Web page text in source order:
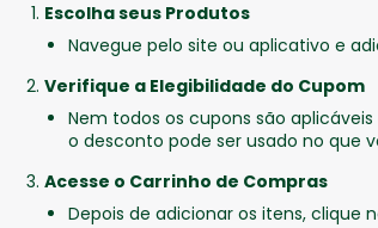
Escolha seus Produtos
Navegue pelo site ou aplicativo e
Verifique a Elegibilidade do Cupom
Nem todos os cupons são
o desconto pode ser usado no que
Acesse o Carrinho de Compras
Depois de adicionar os itens, clique